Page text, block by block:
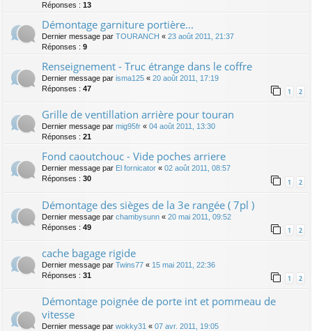
Réponses : 13
Démontage garniture portière...
Dernier message par TOURANCH « 23 août 2011, 21:37
Réponses : 9
Renseignement - Truc étrange dans le coffre
Dernier message par isma125 « 20 août 2011, 17:19
Réponses : 47 1 2
Grille de ventillation arrière pour touran
Dernier message par mig95fr « 04 août 2011, 13:30
Réponses : 21
Fond caoutchouc - Vide poches arriere
Dernier message par El fornicator « 02 août 2011, 08:57
Réponses : 30 1 2
Démontage des sièges de la 3e rangée ( 7pl )
Dernier message par chambysunn « 20 mai 2011, 09:52
Réponses : 49 1 2
cache bagage rigide
Dernier message par Twins77 « 15 mai 2011, 22:36
Réponses : 31 1 2
Démontage poignée de porte int et pommeau de
vitesse
Dernier message par wokky31 « 07 avr. 2011, 19:05